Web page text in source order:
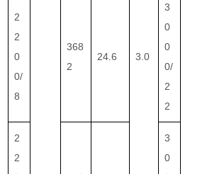
3.0
2
2
0
0/
8
368
2
24.6
3
0
0
0/
2
2
2
2
3
0